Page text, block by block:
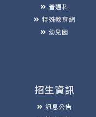
普通科
特殊教育網
幼兒園
招生資訊
訊息公告